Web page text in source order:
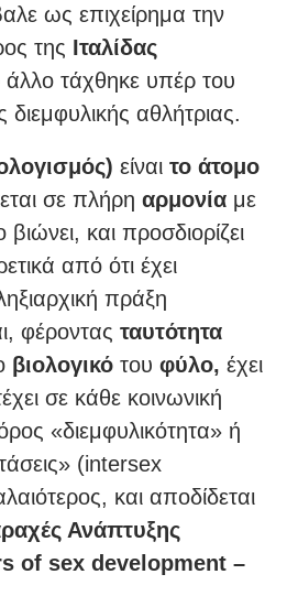
ως επιχείρημα την
της Ιταλίδας
τάχθηκε υπέρ του
διεμφυλικής αθλήτριας.
είναι το άτομο
σε πλήρη αρμονία με
και προσδιορίζει
από ότι έχει
πράξη
φέροντας ταυτότητα
βιολογικό του φύλο, έχει
σε κάθε κοινωνική
«διεμφυλικότητα» ή
(intersex
και αποδίδεται
Ανάπτυξης
of sex development –